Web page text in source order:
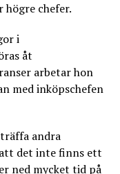
chefer.
i
åt
arbetar hon
med inköpschefen
andra
att det inte finns ett
ned mycket tid på